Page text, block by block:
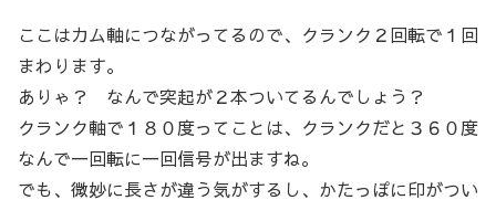
ここはカム軸につながってるので、クランク２回転で１回
まわります。
ありゃ？ なんで突起が２本ついてるんでしょう？
クランク軸で１８０度ってことは、クランクだと３６０度
なんで一回転に一回信号が出ますね。
でも、微妙に長さが違う気がするし、かたっぽに印がつい